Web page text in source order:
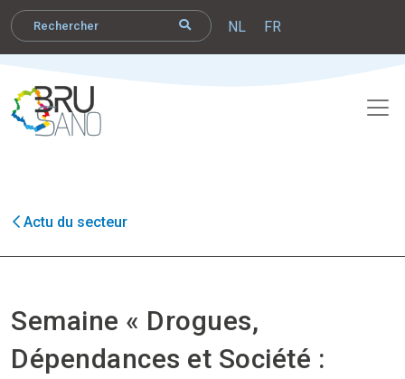
NL FR
Actu du secteur
Semaine « Drogues,
Dépendances et Société :